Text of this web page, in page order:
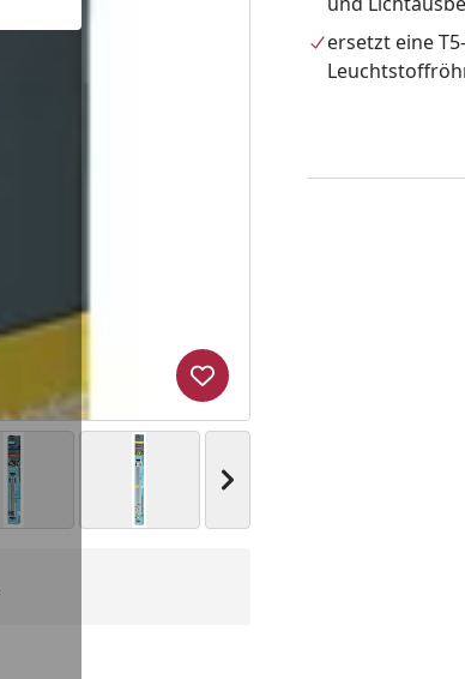
Nächstes Bild anzeigen
Produkt zur Wunschliste
ersetzt eine